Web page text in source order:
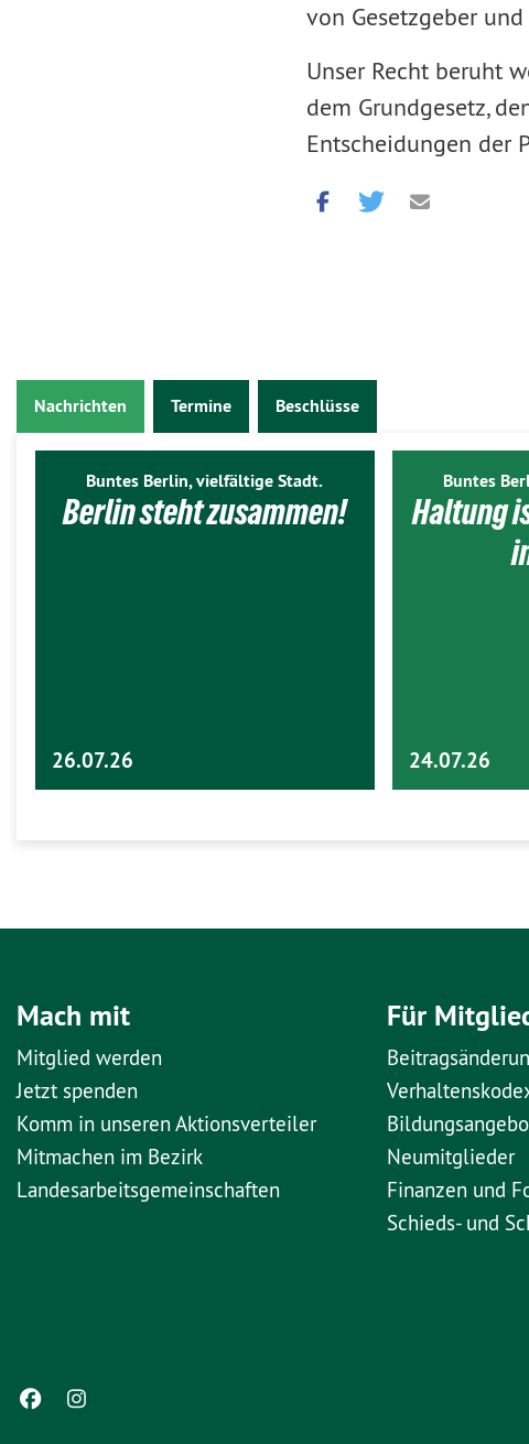
von Gesetzgeber
Unser Recht beruht
dem Grundgesetz,
Entscheidungen der
Nachrichten Termine Beschlüsse
Buntes Berlin, vielfältige Stadt.
Berlin steht zusammen!
26.07.26
Buntes
Haltung
24.07.26
Mach mit
Mitglied werden
Jetzt spenden
Komm in unseren Aktionsverteiler
Mitmachen im Bezirk
Landesarbeitsgemeinschaften
Für
Neumitglieder
Finanzen und
Schieds- und